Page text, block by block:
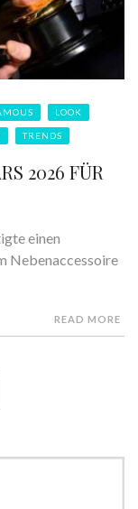
LOOK
TRENDS
2026 FÜR
einen
Nebenaccessoire
READ MORE